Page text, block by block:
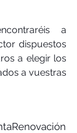
a
dispuestos
a elegir los
a vuestras
Renovación